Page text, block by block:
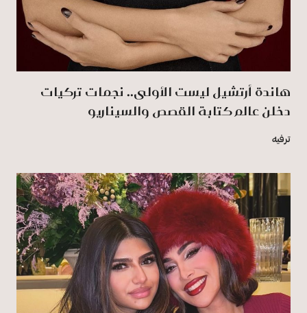
هاندة أرتشيل ليست الأولى.. نجمات تركيات
دخلن عالم كتابة القصص والسيناريو
ترفيه